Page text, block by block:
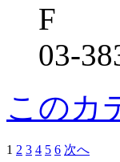
F
03-
このカ
1 2 3 4 5 6 次へ